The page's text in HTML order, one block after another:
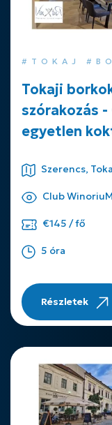
#TOKAJ
Tokaji
szórakozás
egyetlen
Szerencs,
Club
€145 / fő
5 óra
Részletek